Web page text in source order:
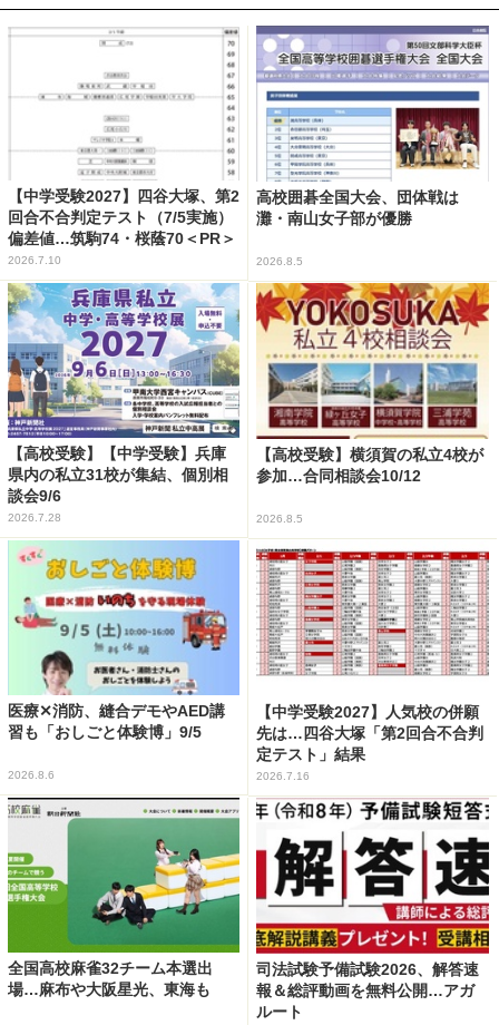
【中学受験2027】四谷大塚、第2
回合不合判定テスト（7/5実施）
偏差値…筑駒74・桜蔭70＜PR＞
2026.7.10
高校囲碁全国大会、団体戦は
灘・南山女子部が優勝
2026.8.5
【高校受験】【中学受験】兵庫
県内の私立31校が集結、個別相
談会9/6
2026.7.28
【高校受験】横須賀の私立4校が
参加…合同相談会10/12
2026.8.5
医療✕消防、縫合デモやAED講
習も「おしごと体験博」9/5
2026.8.6
【中学受験2027】人気校の併願
先は…四谷大塚「第2回合不合判
定テスト」結果
2026.7.16
全国高校麻雀32チーム本選出
場…麻布や大阪星光、東海も
司法試験予備試験2026、解答速
報＆総評動画を無料公開…アガ
ルート